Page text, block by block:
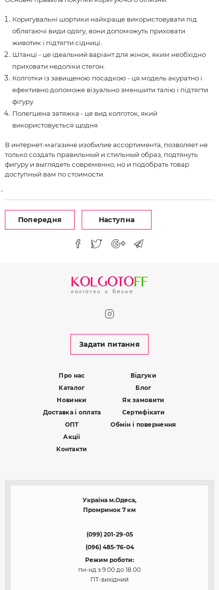
Коригувальні шортики найкраще використовувати під
облягаючі види одягу, вони допоможуть приховати
животик і підтягти сідниці.
Штанці - це ідеальний варіант для жінок, яким необхідно
приховати недоліки стегон.
Колготки із завищеною посадкою - ця модель акуратно і
ефективно допоможе візуально зменшити талію і підтягти
фігуру.
Полегшена затяжка - це вид колготок, який
використовується щодня
В интернет-магазине изобилие ассортимента, позволяет не
только создать правильный и стильный образ, подтянуть
фигуру и выглядеть современно, но и подобрать товар
доступный вам по стоимости.
`
Попередня Наступна
Задати питання
Про нас
Каталог
Новинки
Доставка і оплата
ОПТ
Акції
Контакти
Відгуки
Блог
Як замовити
Сертифікати
Обмін і повернення
Україна м.Одеса,
Промринок 7 км
(099) 201-29-05
(096) 485-76-04
Режим роботи:
пн-нд з 9.00 до 18.00
ПТ-вихідний